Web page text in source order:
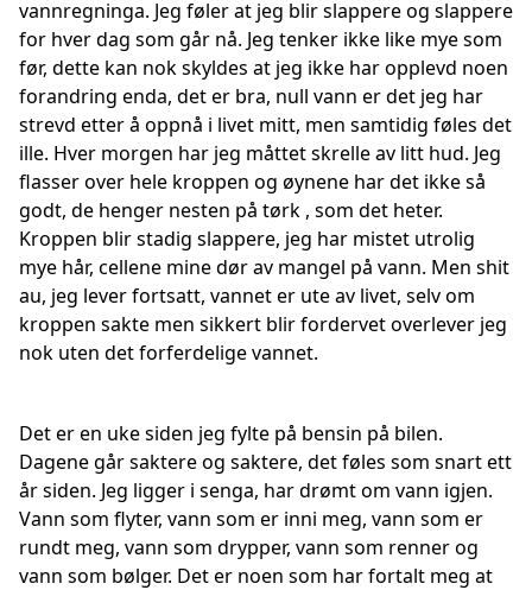
vannregninga. Jeg føler at jeg blir slappere og slappere
for hver dag som går nå. Jeg tenker ikke like mye som
før, dette kan nok skyldes at jeg ikke har opplevd noen
forandring enda, det er bra, null vann er det jeg har
strevd etter å oppnå i livet mitt, men samtidig føles det
ille. Hver morgen har jeg måttet skrelle av litt hud. Jeg
flasser over hele kroppen og øynene har det ikke så
godt, de henger nesten på tørk , som det heter.
Kroppen blir stadig slappere, jeg har mistet utrolig
mye hår, cellene mine dør av mangel på vann. Men shit
au, jeg lever fortsatt, vannet er ute av livet, selv om
kroppen sakte men sikkert blir fordervet overlever jeg
nok uten det forferdelige vannet.
Det er en uke siden jeg fylte på bensin på bilen.
Dagene går saktere og saktere, det føles som snart ett
år siden. Jeg ligger i senga, har drømt om vann igjen.
Vann som flyter, vann som er inni meg, vann som er
rundt meg, vann som drypper, vann som renner og
vann som bølger. Det er noen som har fortalt meg at